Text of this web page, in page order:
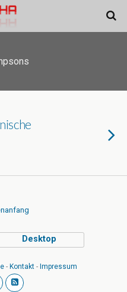
Desktop
- Kontakt- Impressum